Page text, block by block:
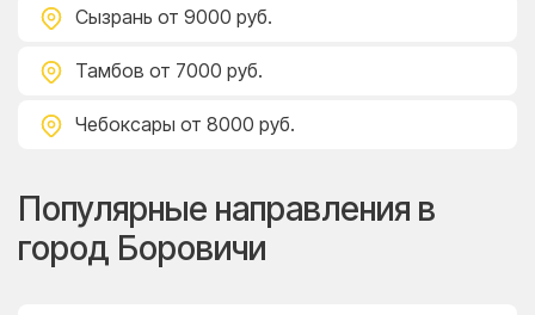
Сызрань от 9000 руб.
Тамбов от 7000 руб.
Чебоксары от 8000 руб.
Популярные направления в
город Боровичи